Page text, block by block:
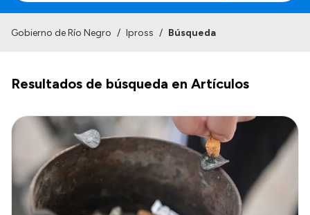
¿Qué es IPROSS?
Autoridades
Delegaciones
Consultorios Propios
Presentación CV
Gobierno de Río Negro / Ipross / Búsqueda
Resultados de búsqueda en Artículos